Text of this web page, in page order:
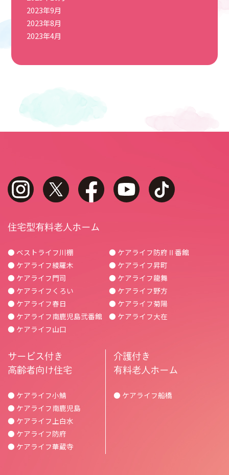
2023年9月
2023年8月
2023年4月
instagram twitter facebook youtube
住宅型有料老人ホーム
● ベストライフ川棚
● ケアライフ綾羅木
● ケアライフ門司
● ケアライフくろい
● ケアライフ春日
● ケアライフ南鹿児島弐番館
● ケアライフ山口
● ケアライフ防府Ⅱ番館
● ケアライフ昇町
● ケアライフ龍舞
● ケアライフ野方
● ケアライフ菊陽
● ケアライフ大在
サービス付き
高齢者向け住宅
● ケアライフ小鯖
● ケアライフ南鹿児島
● ケアライフ上白水
● ケアライフ防府
● ケアライフ華蔵寺
介護付き
有料老人ホーム
● ケアライフ船橋